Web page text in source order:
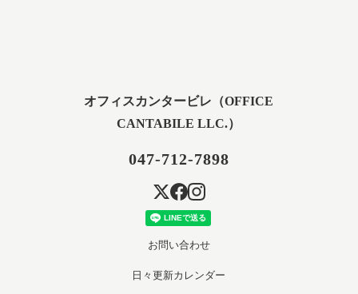
オフィスカンタービレ（OFFICE
CANTABILE LLC.）
047-712-7898
お問い合わせ
日々更新カレンダー